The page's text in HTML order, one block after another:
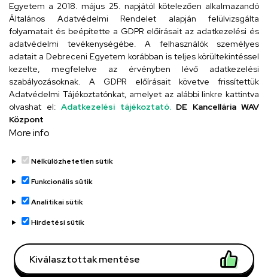
4024 Debrecen, Kossuth utca 33.
Szervezeti telefonkönyv
UD telefonkönyv
Adatvédelem
Adatvédelem
Régi oldal
Technikai információk
Egyetem a 2018. május 25. napjától kötelezően alkalmazandó
Általános Adatvédelmi Rendelet alapján felülvizsgálta
folyamatait és beépítette a GDPR előírásait az adatkezelési és
adatvédelmi tevékenységébe. A felhasználók személyes
adatait a Debreceni Egyetem korábban is teljes körültekintéssel
kezelte, megfelelve az érvényben lévő adatkezelési
szabályozásoknak. A GDPR előírásait követve frissítettük
Adatvédelmi Tájékoztatónkat, amelyet az alábbi linkre kattintva
olvashat el: Adatkezelési tájékoztató. DE Kancellária WAV
Központ
More info
Nélkülözhetetlen sütik
Funkcionális sütik
Analitikai sütik
Hirdetési sütik
Kiválasztottak mentése